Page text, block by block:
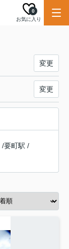
お気に入り
0
変更
変更
/要町駅 /